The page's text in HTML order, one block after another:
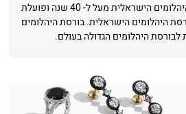
חברת IDC חברה בבורסת היהלומים הישראלית מעל ל- 40 שנה ופועלת
היהלומים הישראלית. בורסת היהלומים
היהלומים הגדולה בעולם.